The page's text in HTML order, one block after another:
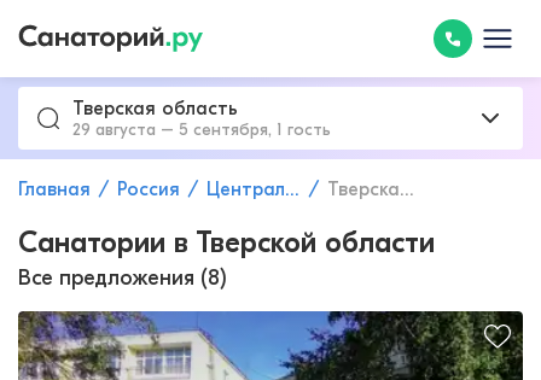
Тверская область
29 августа – 5 сентября, 1 гость
Главная Россия Центральный федеральный округ Тверская область
Санатории в Тверской области
Все предложения (8)